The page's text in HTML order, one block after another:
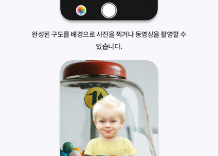
완성된 구도를 배경으로 사진을 찍거나 동영상을 촬영할 수
있습니다.